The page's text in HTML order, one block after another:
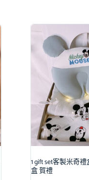
1 gift set客製米奇
盒 賀禮